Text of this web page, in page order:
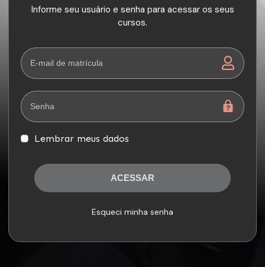
Informe seu usuário e senha para acessar os seus
cursos.
Lembrar meus dados
ACESSAR
Esqueci minha senha